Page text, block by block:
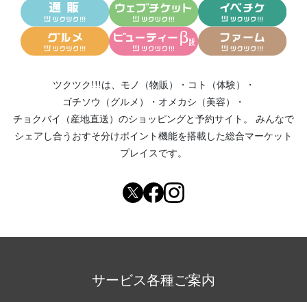
ツクツク!!!は、 モノ（物販） ・ コト（体験）
・
ゴチソウ（グルメ）
・ オメカシ（美容）
・
チョクバイ（産地直送） のショッピングと予約サイト。
みんなで
シェアし合う おすそ分けポイント機能を搭載した総合マーケット
プレイスです。
サービス各種ご案内